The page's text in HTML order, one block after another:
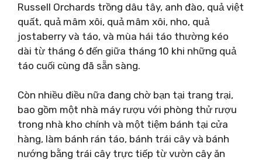
Russell Orchards trồng dâu tây, anh đào, quả việt
quất, quả mâm xôi, quả mâm xôi, nho, quả
jostaberry và táo, và mùa hái táo thường kéo
dài từ tháng 6 đến giữa tháng 10 khi những quả
táo cuối cùng đã sẵn sàng.
Còn nhiều điều nữa đang chờ bạn tại trang trại,
bao gồm một nhà máy rượu với phòng thử rượu
trong nhà kho chính và một tiệm bánh tại cửa
hàng, làm bánh rán táo, bánh trái cây và bánh
nướng bằng trái cây trực tiếp từ vườn cây ăn